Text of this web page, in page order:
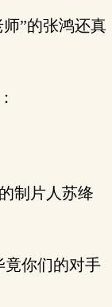
”的张鸿还真
制片人苏绛
你们的对手